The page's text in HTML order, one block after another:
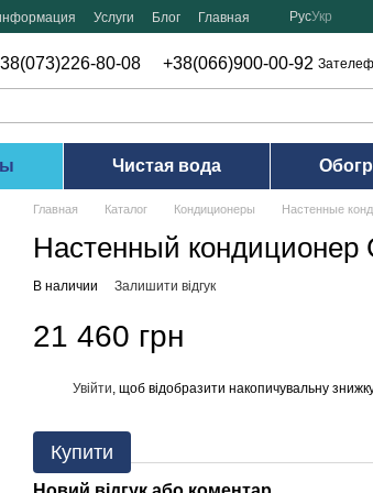
Услуги Блог Главная РусУкр
80-08 +38(066)900-00-92
Чистая вода
Главная Каталог Кондиционеры Настенные
Настенный кондиционер
В наличии Залишити відгук
21 460 грн
Увійти , щоб відобразити накопичувальну
Купити